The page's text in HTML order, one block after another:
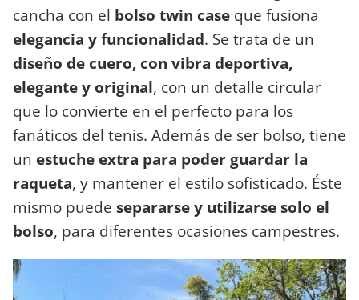
cancha con el bolso twin case que fusiona
elegancia y funcionalidad. Se trata de un
diseño de cuero, con vibra deportiva,
elegante y original, con un detalle circular
que lo convierte en el perfecto para los
fanáticos del tenis. Además de ser bolso, tiene
un estuche extra para poder guardar la
raqueta, y mantener el estilo sofisticado. Éste
mismo puede separarse y utilizarse solo el
bolso, para diferentes ocasiones campestres.